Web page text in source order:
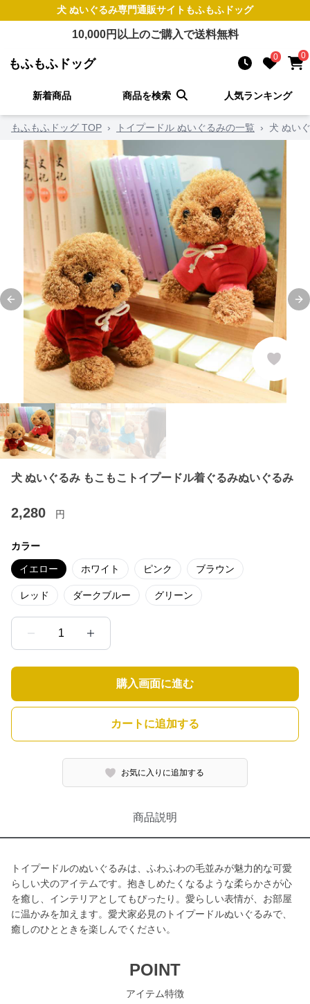
犬 ぬいぐるみ専門通販サイト もふもふドッグ
10,000円以上のご購入で送料無料
もふもふドッグ 0 0
新着商品 商品を検索 人気ランキング
もふもふドッグ TOP › トイプードル ぬいぐるみの一覧 › 犬 ぬい
Previous slide
犬 ぬいぐるみ もこもこトイプードル着ぐるみぬいぐるみ
2,280 円
カラー
イエロー ホワイト ピンク ブラウン
レッド ダークブルー グリーン
1
購入画面に進む
カートに追加する
お気に入りに追加する
商品説明
トイプードルのぬいぐるみは、ふわふわの毛並みが魅力的な可愛
らしい犬のアイテムです。抱きしめたくなるような柔らかさが心
を癒し、インテリアとしてもぴったり。愛らしい表情が、お部屋
に温かみを加えます。愛犬家必見のトイプードルぬいぐるみで、
癒しのひとときを楽しんでください。
POINT
アイテム特徴